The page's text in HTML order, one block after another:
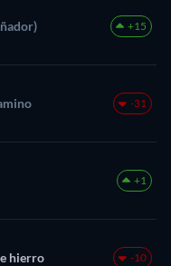
+15
-31
+1
hierro -10